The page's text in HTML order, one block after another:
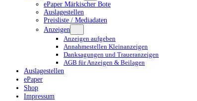
ePaper Märkischer Bote
Auslagestellen
Preisliste / Mediadaten
Anzeigen
Anzeigen aufgeben
Annahmestellen Kleinanzeigen
Danksagungen und Traueranzeigen
AGB für Anzeigen & Beilagen
Auslagestellen
ePaper
Shop
Impressum